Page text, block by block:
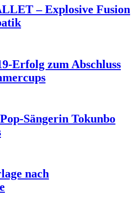
– Explosive Fusion
Erfolg zum Abschluss
Sängerin Tokunbo
nach